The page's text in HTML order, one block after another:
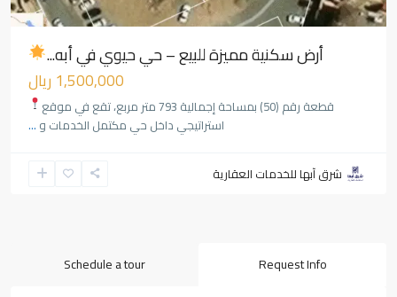
أرض سكنية مميزة للبيع – حي حيوي في أبه...
1,500,000 ريال
قطعة رقم (50) بمساحة إجمالية 793 متر مربع، تقع في موقع
استراتيجي داخل حي مكتمل الخدمات و ...
شرق آبها للخدمات العقارية
Request Info
Schedule a tour